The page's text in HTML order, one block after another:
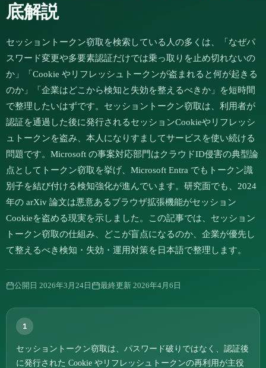
底解説
セッショントークン窃取を検索している人の多くは、「なぜパ
スワード変更や多要素認証だけでは乗っ取りを止め切れないの
か」「Cookie やリフレッシュトークンが盗まれると何が起きる
のか」「企業はどこから検知と失効を整えるべきか」を短時間
で整理したいはずです。セッショントークン窃取は、利用者が
認証を通過した後に発行されるセッションCookieやリフレッシ
ュトークンを盗み、本人になりすましてサービスを使い続ける
問題です。Microsoft の事案対応部門はクラウドID侵害の典型論
点としてトークン窃取を挙げ、Microsoft Entra でもトークン識
別子を結び付ける検知強化が進んでいます。研究面でも、2024
年の arXiv 論文は悪意あるブラウザ拡張機能がセッション
Cookieを盗める現実を示しました。この記事では、セッション
トークン窃取の仕組み、どこが盲点になるのか、企業が優先し
て整えるべき検知・失効・運用対策を日本語で整理します。
公開日 2026年3月24日 最終更新 2026年4月6日
1
セッショントークン窃取は、パスワード破りではなく、認証後
に発行された Cookie やリフレッシュトークンの再利用が主役